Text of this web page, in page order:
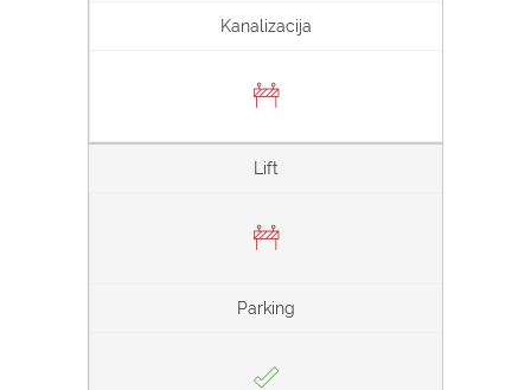
Kanalizacija
Lift
Parking